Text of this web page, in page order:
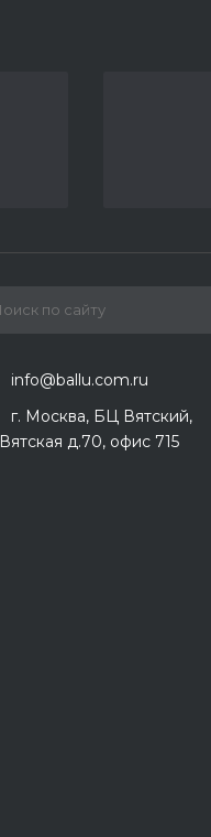
info@ballu.com.ru
г. Москва, БЦ Вятский,
д.70, офис 715